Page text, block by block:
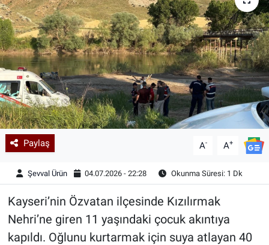
Paylaş A- A+
Şevval Ürün 04.07.2026 - 22:28 Okunma Süresi: 1 Dk
Kayseri’nin Özvatan ilçesinde Kızılırmak
Nehri’ne giren 11 yaşındaki çocuk akıntıya
kapıldı. Oğlunu kurtarmak için suya atlayan 40
Siyaset
Teknoloji
Yazarlar
Astroloji-Rüya